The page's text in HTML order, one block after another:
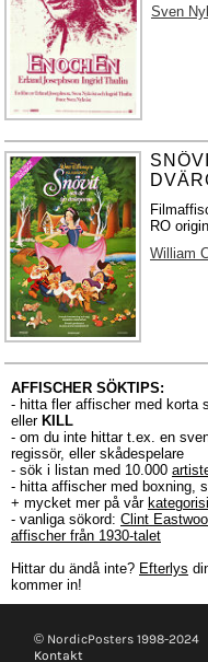
Sven
RO
William
AFFISCHER SÖKTIPS:
- hitta fler affischer med korta
eller KILL
- om du inte hittar t.ex. en
regissör, eller skådespelare
- sök i listan med 10.000
- hitta affischer med boxning,
+ mycket mer på vår
- vanliga sökord: Clint
affischer från 1930-talet
Hittar du ändå inte? Efterlys
kommer in!
© NordicPosters 1998-2024
Kontakt